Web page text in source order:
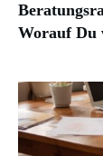
Worauf Du